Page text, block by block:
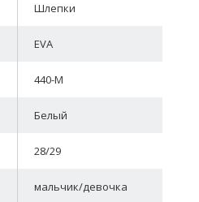
Шлепки
EVA
440-M
Белый
28/29
мальчик/девочка